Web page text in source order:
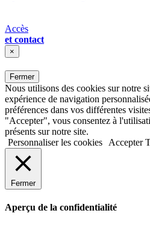
Accès
et contact
×
Fermer
Nous utilisons des cookies sur notre
expérience de navigation
préférences dans vos différentes
"Accepter", vous consentez à
présents sur notre site.
Personnaliser les cookies
Accepter
Fermer
Aperçu de la confidentialité